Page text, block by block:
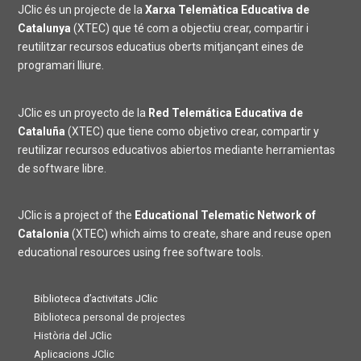
JClic és un projecte de la Xarxa Telemàtica Educativa de
Catalunya (XTEC) que té com a objectiu crear, compartir i
reutilitzar recursos educatius oberts mitjançant eines de
programari lliure.
JClic es un proyecto de la Red Telemática Educativa de
Cataluña (XTEC) que tiene como objetivo crear, compartir y
reutilizar recursos educativos abiertos mediante herramientas
de software libre.
JClic is a project of the Educational Telematic Network of
Catalonia (XTEC) which aims to create, share and reuse open
educational resources using free software tools.
Biblioteca d’activitats JClic
Biblioteca personal de projectes
Història del JClic
Aplicacions JClic